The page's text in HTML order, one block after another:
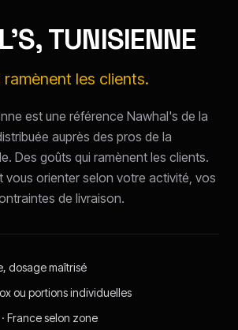
TUNISIENNE
les clients.
est une référence Nawhal's de la
auprès des pros de la
Des goûts qui ramènent les clients.
vous orienter selon votre activité, vos
de livraison.
dosage maîtrisé
ou portions individuelles
France selon zone